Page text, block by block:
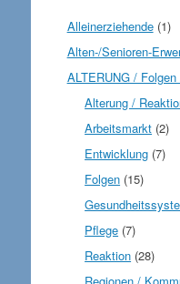
Alleinerziehende(1)
Alten-/Senioren-
ALTERUNG /
Alterung /
Arbeitsmarkt (2)
Entwicklung (7)
Folgen (15)
Pflege (7)
Reaktion (28)